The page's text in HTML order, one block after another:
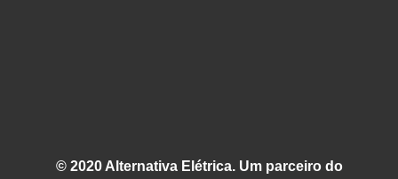
© 2020 Alternativa Elétrica. Um parceiro do